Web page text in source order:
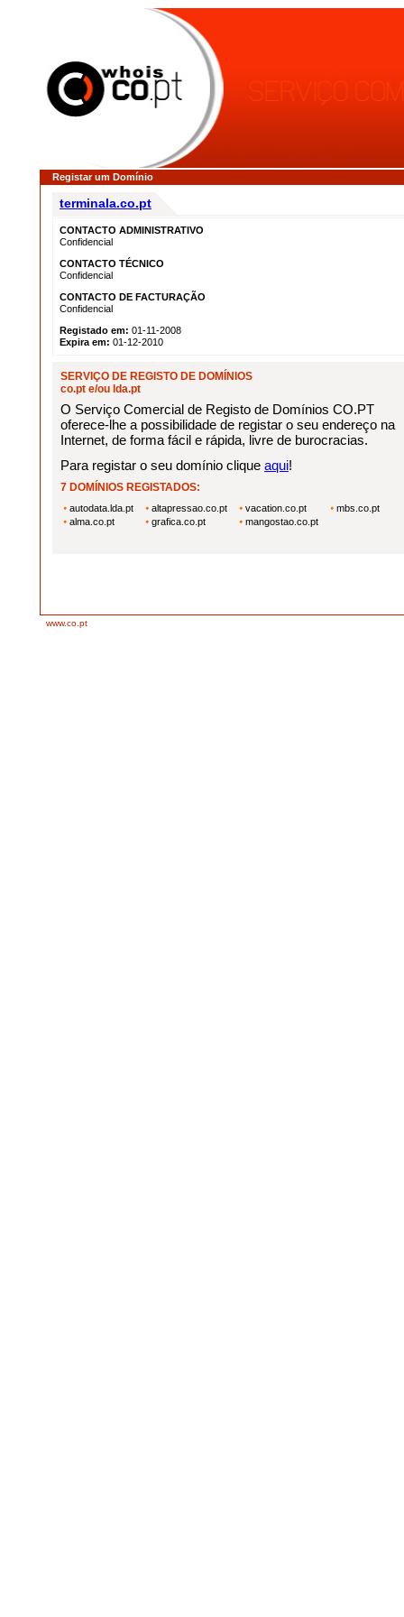
Registar um Domínio
terminala.co.pt
CONTACTO ADMINISTRATIVO
Confidencial
CONTACTO TÉCNICO
Confidencial
CONTACTO DE FACTURAÇÃO
Confidencial
Registado em: 01-11-2008
Expira em: 01-12-2010
SERVIÇO DE REGISTO DE DOMÍNIOS
co.pt e/ou lda.pt
O Serviço Comercial de Registo de Domínios CO.PT
oferece-lhe a possibilidade de registar o seu endereço na
Internet, de forma fácil e rápida, livre de burocracias.
Para registar o seu domínio clique aqui!
7 DOMÍNIOS REGISTADOS:
autodata.lda.pt altapressao.co.pt vacation.co.pt
mbs.co.pt
alma.co.pt
grafica.co.pt mangostao.co.pt
www.co.pt